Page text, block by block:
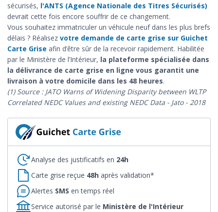
sécurisés, l'ANTS (Agence Nationale des Titres Sécurisés)
devrait cette fois encore souffrir de ce changement.
Vous souhaitez immatriculer un véhicule neuf dans les plus brefs
délais ? Réalisez votre demande de carte grise sur Guichet
Carte Grise afin d’être sûr de la recevoir rapidement. Habilitée
par le Ministère de l’Intérieur, la plateforme spécialisée dans
la délivrance de carte grise en ligne vous garantit une
livraison à votre domicile dans les 48 heures.
(1) Source : JATO Warns of Widening Disparity between WLTP
Correlated NEDC Values and existing NEDC Data - Jato - 2018
Analyse des justificatifs en 24h
Carte grise reçue 48h après validation*
Alertes SMS en temps réel
Service autorisé par le Ministère de l'Intérieur